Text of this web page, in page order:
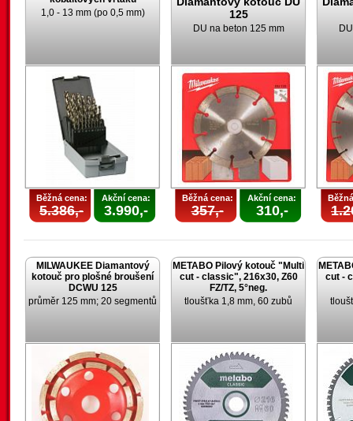
1,0 - 13 mm (po 0,5 mm)
Běžná cena:
5.386,-
Akční cena:
3.990,-
125
DU na beton 125 mm
Běžná cena:
357,-
Akční cena:
310,-
MILWAUKEE Diamantový
kotouč pro plošné broušení
DCWU 125
průměr 125 mm; 20 segmentů
METABO Pilový kotouč "Multi
cut - classic", 216x30, Z60
FZ/TZ, 5°neg.
tloušťka 1,8 mm, 60 zubů
cut -